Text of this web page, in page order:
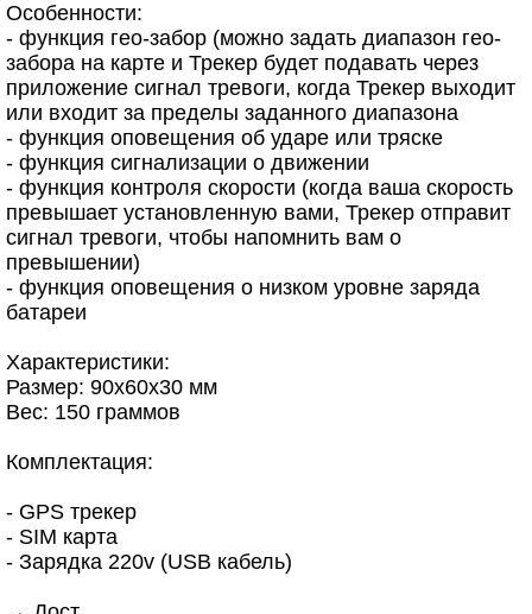
Особенности:
- функция гео-забор (можно задать диапазон гео-
забора на карте и Трекер будет подавать через
приложение сигнал тревоги, когда Трекер выходит
или входит за пределы заданного диапазона
- функция оповещения об ударе или тряске
- функция сигнализации о движении
- функция контроля скорости (когда ваша скорость
превышает установленную вами, Трекер отправит
сигнал тревоги, чтобы напомнить вам о
превышении)
- функция оповещения о низком уровне заряда
батареи
Характеристики:
Размер: 90x60x30 мм
Вес: 150 граммов
Комплектация:
- GPS трекер
- SIM карта
- Зарядка 220v (USB кабель)